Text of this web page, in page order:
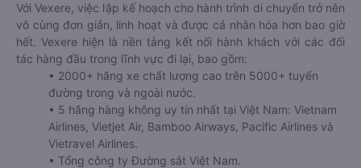
Với Vexere, việc lập kế hoạch cho hành trình di chuyển trở nên
vô cùng đơn giản, linh hoạt và được cá nhân hóa hơn bao giờ
hết. Vexere hiện là nền tảng kết nối hành khách với các đối
tác hàng đầu trong lĩnh vực đi lại, bao gồm:
• 2000+ hãng xe chất lượng cao trên 5000+ tuyến
đường trong và ngoài nước.
• 5 hãng hàng không uy tín nhất tại Việt Nam: Vietnam
Airlines, Vietjet Air, Bamboo Airways, Pacific Airlines và
Vietravel Airlines.
• Tổng công ty Đường sắt Việt Nam.